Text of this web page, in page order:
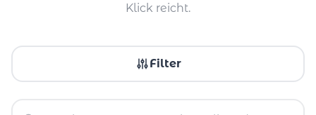
Klick reicht.
Filter